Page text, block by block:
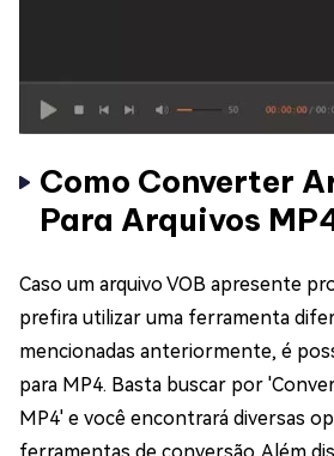
Como Converter
Para Arquivos
Caso um arquivo VOB apresente
prefira utilizar uma ferramenta
mencionadas anteriormente, é
para MP4. Basta buscar por
MP4' e você encontrará diversas